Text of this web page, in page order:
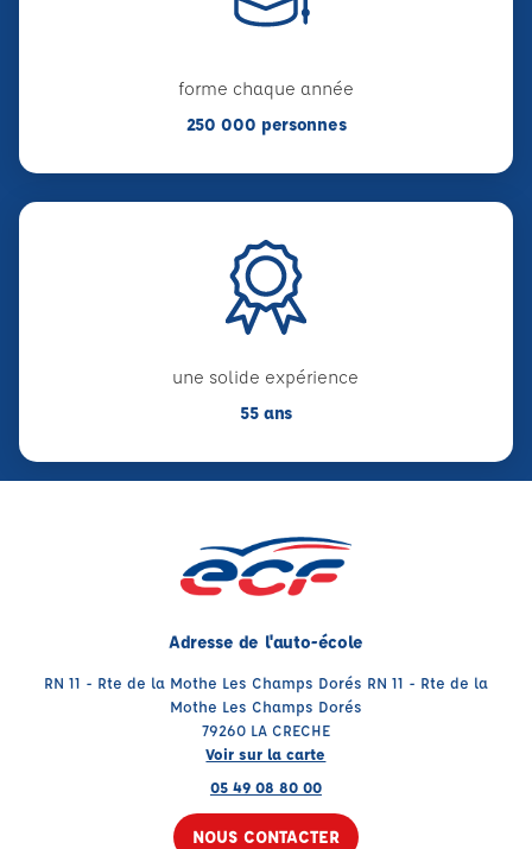
forme chaque année
250 000 personnes
une solide expérience
55 ans
Adresse de l'auto-école
RN 11 - Rte de la Mothe Les Champs Dorés RN 11 - Rte de la
Mothe Les Champs Dorés
79260 LA CRECHE
Voir sur la carte
05 49 08 80 00
NOUS CONTACTER